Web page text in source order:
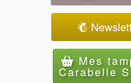
Mes
Carabelle